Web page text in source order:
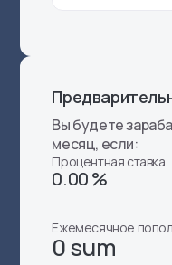
Вы будете
месяц, если:
Процентная ставка
0.00 %
Ежемесячное
0 sum